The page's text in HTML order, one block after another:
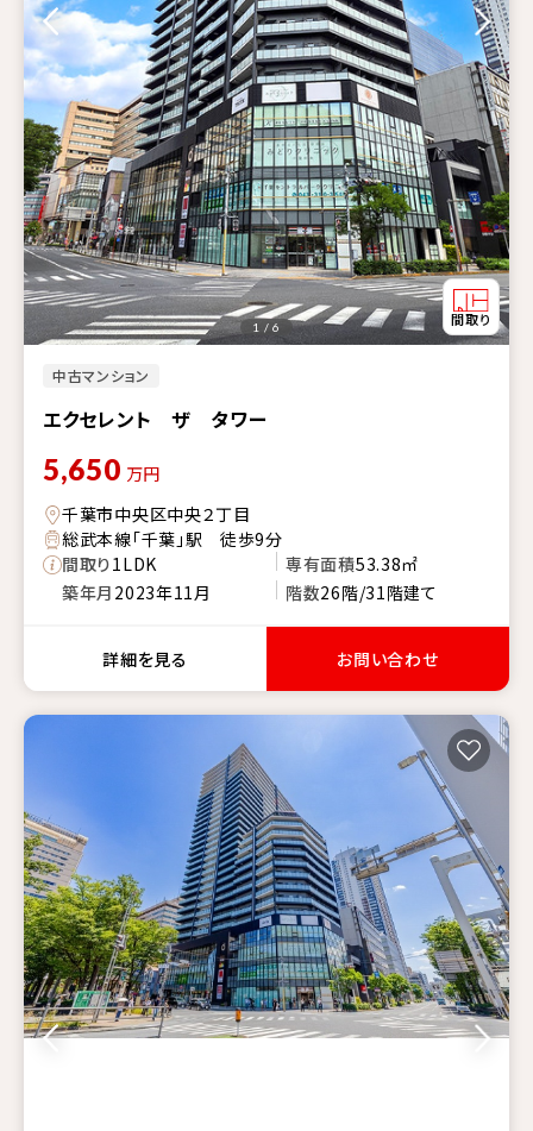
中古マンション
エクセレント ザ タワー
1 / 6
5,650 万円
千葉市中央区中央２丁目
総武本線「千葉」駅 徒歩9分
間取り1LDK 専有面積53.38㎡
築年月 2023年11月 階数26階/31階建て
詳細を見る お問い合わせ